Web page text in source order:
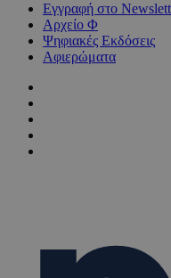
Εγγραφή στο
Αρχείο Φ
Ψηφιακές Εκδόσεις
Αφιερώματα